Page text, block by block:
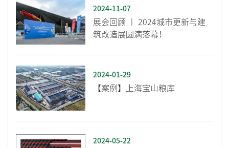
2024-11-07
展会回顾 丨 2024城市更新与建
筑改造展圆满落幕！
2024-01-29
【案例】上海宝山粮库
2024-05-22